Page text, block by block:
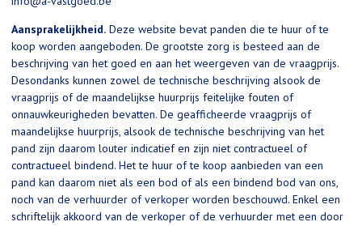
Aansprakelijkheid. Deze website bevat panden die te huur of te
koop worden aangeboden. De grootste zorg is besteed aan de
beschrijving van het goed en aan het weergeven van de vraagprijs.
Desondanks kunnen zowel de technische beschrijving alsook de
vraagprijs of de maandelijkse huurprijs feitelijke fouten of
onnauwkeurigheden bevatten. De geafficheerde vraagprijs of
maandelijkse huurprijs, alsook de technische beschrijving van het
pand zijn daarom louter indicatief en zijn niet contractueel of
contractueel bindend. Het te huur of te koop aanbieden van een
pand kan daarom niet als een bod of als een bindend bod van ons,
noch van de verhuurder of verkoper worden beschouwd. Enkel een
schriftelijk akkoord van de verkoper of de verhuurder met een door